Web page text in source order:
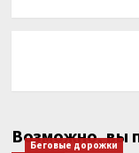
Возможно, вы
Беговые дорожки